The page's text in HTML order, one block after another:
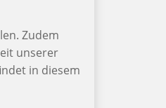
Zudem
unserer
in diesem